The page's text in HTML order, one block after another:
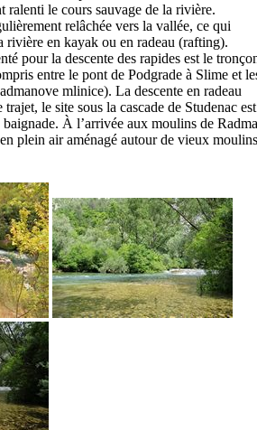
ralenti le cours sauvage de la rivière.
relâchée vers la vallée, ce qui
rivière en kayak ou en radeau (rafting).
pour la descente des rapides est le
entre le pont de Podgrade à Slime et
mlinice). La descente en radeau
le site sous la cascade de Studenac est
À l’arrivée aux moulins de
en plein air aménagé autour de vieux moulins